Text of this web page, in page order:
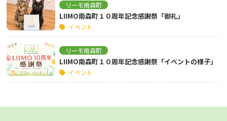
リーモ南森町
LIIMO南森町１０周年記念感謝祭「御礼」
イベント
リーモ南森町
LIIMO南森町１０周年記念感謝祭「イベントの様子」
イベント